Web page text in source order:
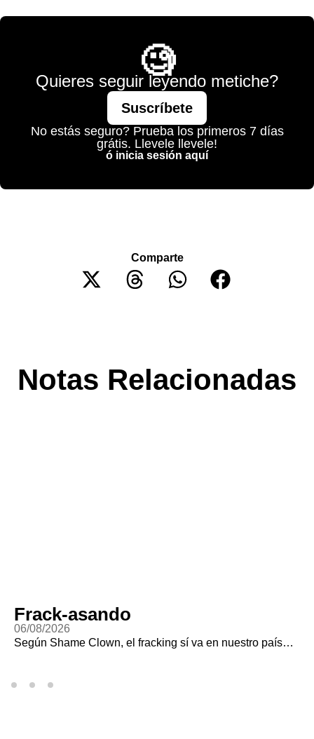
🧐
Quieres seguir leyendo metiche?
Suscríbete
No estás seguro? Prueba los primeros 7 días
grátis. Llevele llevele!
ó inicia sesión aquí
Comparte
Notas Relacionadas
Frack-asando
06/08/2026
Según Shame Clown, el fracking sí va en nuestro país…